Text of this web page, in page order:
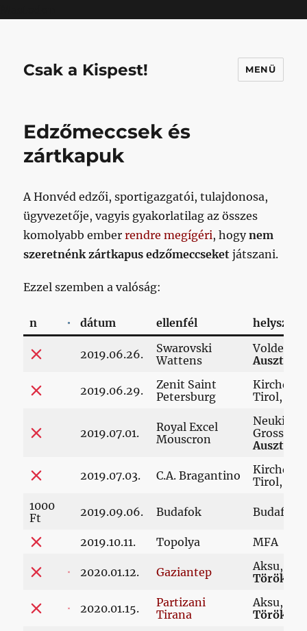
Csak a Kispest! MENÜ
Edzőmeccsek és
zártkapuk
A Honvéd edzői, sportigazgatói, tulajdonosa,
ügyvezetője, vagyis gyakorlatilag az összes
komolyabb emberrendre megígéri, hogynem
szeretnénk zártkapus edzőmeccseket játszani.
Ezzel szemben a valóság:
n dátum ellenfél helyszín
2019.06.26.
Swarovski
Wattens
Volders,
Ausztria
2019.06.29.
Zenit Saint
Petersburg
Tirol,
2019.07.01.
Royal Excel
Mouscron
Ausztria
2019.07.03. C.A. Bragantino
Tirol,
1000
Ft
2019.09.06. Budafok Budafok
2019.10.11. Topolya MFA
2020.01.12. Gaziantep
Aksu,
2020.01.15.
Partizani
Tirana
Aksu,